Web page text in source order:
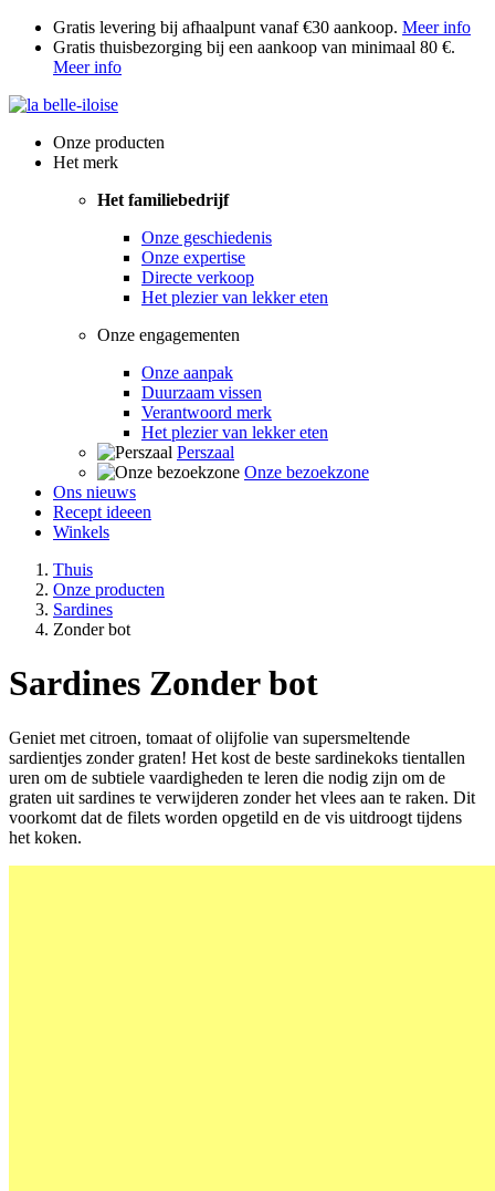
Gratis levering bij afhaalpunt vanaf €30 aankoop. Meer info
Gratis thuisbezorging bij een aankoop van minimaal 80 €.
Meer info
Onze producten
Het merk
Het familiebedrijf
Onze geschiedenis
Onze expertise
Directe verkoop
Het plezier van lekker eten
Onze engagementen
Onze aanpak
Duurzaam vissen
Verantwoord merk
Het plezier van lekker eten
Perszaal
Onze bezoekzone
Ons nieuws
Recept ideeen
Winkels
Thuis
Onze producten
Sardines
Zonder bot
Sardines Zonder bot
Geniet met citroen, tomaat of olijfolie van supersmeltende
sardientjes zonder graten! Het kost de beste sardinekoks tientallen
uren om de subtiele vaardigheden te leren die nodig zijn om de
graten uit sardines te verwijderen zonder het vlees aan te raken. Dit
voorkomt dat de filets worden opgetild en de vis uitdroogt tijdens
het koken.